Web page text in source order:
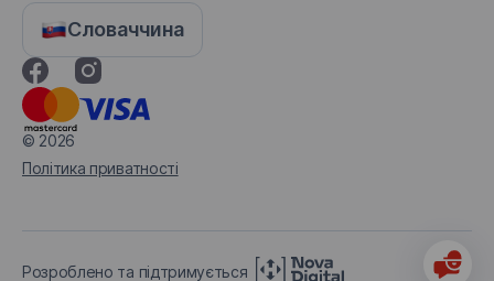
© 2026
Політика приватності
Словаччина
Розроблено та підтримується